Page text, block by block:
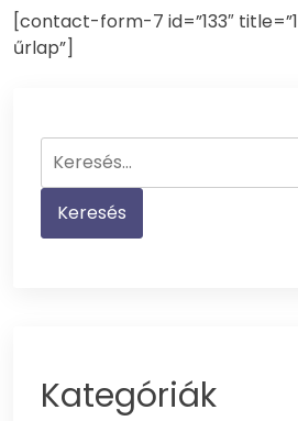
[contact-form-7 id=”133″
űrlap”]
Keresés:
Kategóriák